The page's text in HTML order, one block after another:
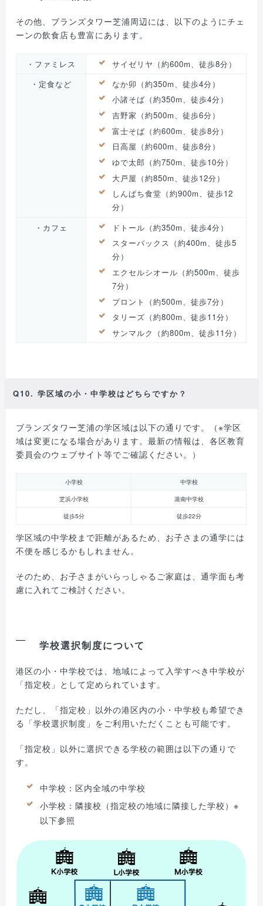
その他、ブランズタワー芝浦周辺には、以下のようにチェ
ーンの飲食店も豊富にあります。
・ファミレス
サイゼリヤ（約600m、徒歩8分）
・定食など
なか卯（約350m、徒歩4分）
小諸そば（約350m、徒歩4分）
吉野家（約500m、徒歩6分）
富士そば（約600m、徒歩8分）
日高屋（約600m、徒歩8分）
ゆで太郎（約750m、徒歩10分）
大戸屋（約850m、徒歩12分）
しんぱち食堂（約900m、徒歩12
分）
・カフェ
ドトール（約350m、徒歩4分）
スターバックス（約400m、徒歩5
分）
エクセルシオール（約500m、徒歩
7分）
プロント（約500m、徒歩7分）
タリーズ（約800m、徒歩11分）
サンマルク（約800m、徒歩11分）
Q10. 学区域の小・中学校はどちらですか？
ブランズタワー芝浦の学区域は以下の通りです。（※学区
域は変更になる場合があります。最新の情報は、各区教育
委員会のウェブサイト等でご確認ください。）
小学校 中学校
芝浜小学校 港南中学校
徒歩5分 徒歩22分
学区域の中学校まで距離があるため、お子さまの通学には
不便を感じるかもしれません。
そのため、お子さまがいらっしゃるご家庭は、通学面も考
慮に入れてご検討ください。
学校選択制度について
港区の小・中学校では、地域によって入学すべき中学校が
「指定校」として定められています。
ただし、「指定校」以外の港区内の小・中学校も希望でき
る「学校選択制度」をご利用いただくことも可能です。
「指定校」以外に選択できる学校の範囲は以下の通りで
す。
中学校：区内全域の中学校
小学校：隣接校（指定校の地域に隣接した学校）※
以下参照